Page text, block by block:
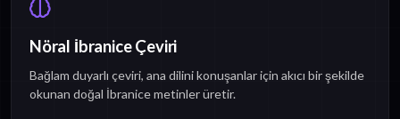
Nöral İbranice Çeviri
Bağlam duyarlı çeviri, ana dilini konuşanlar için akıcı bir şekilde
okunan doğal İbranice metinler üretir.